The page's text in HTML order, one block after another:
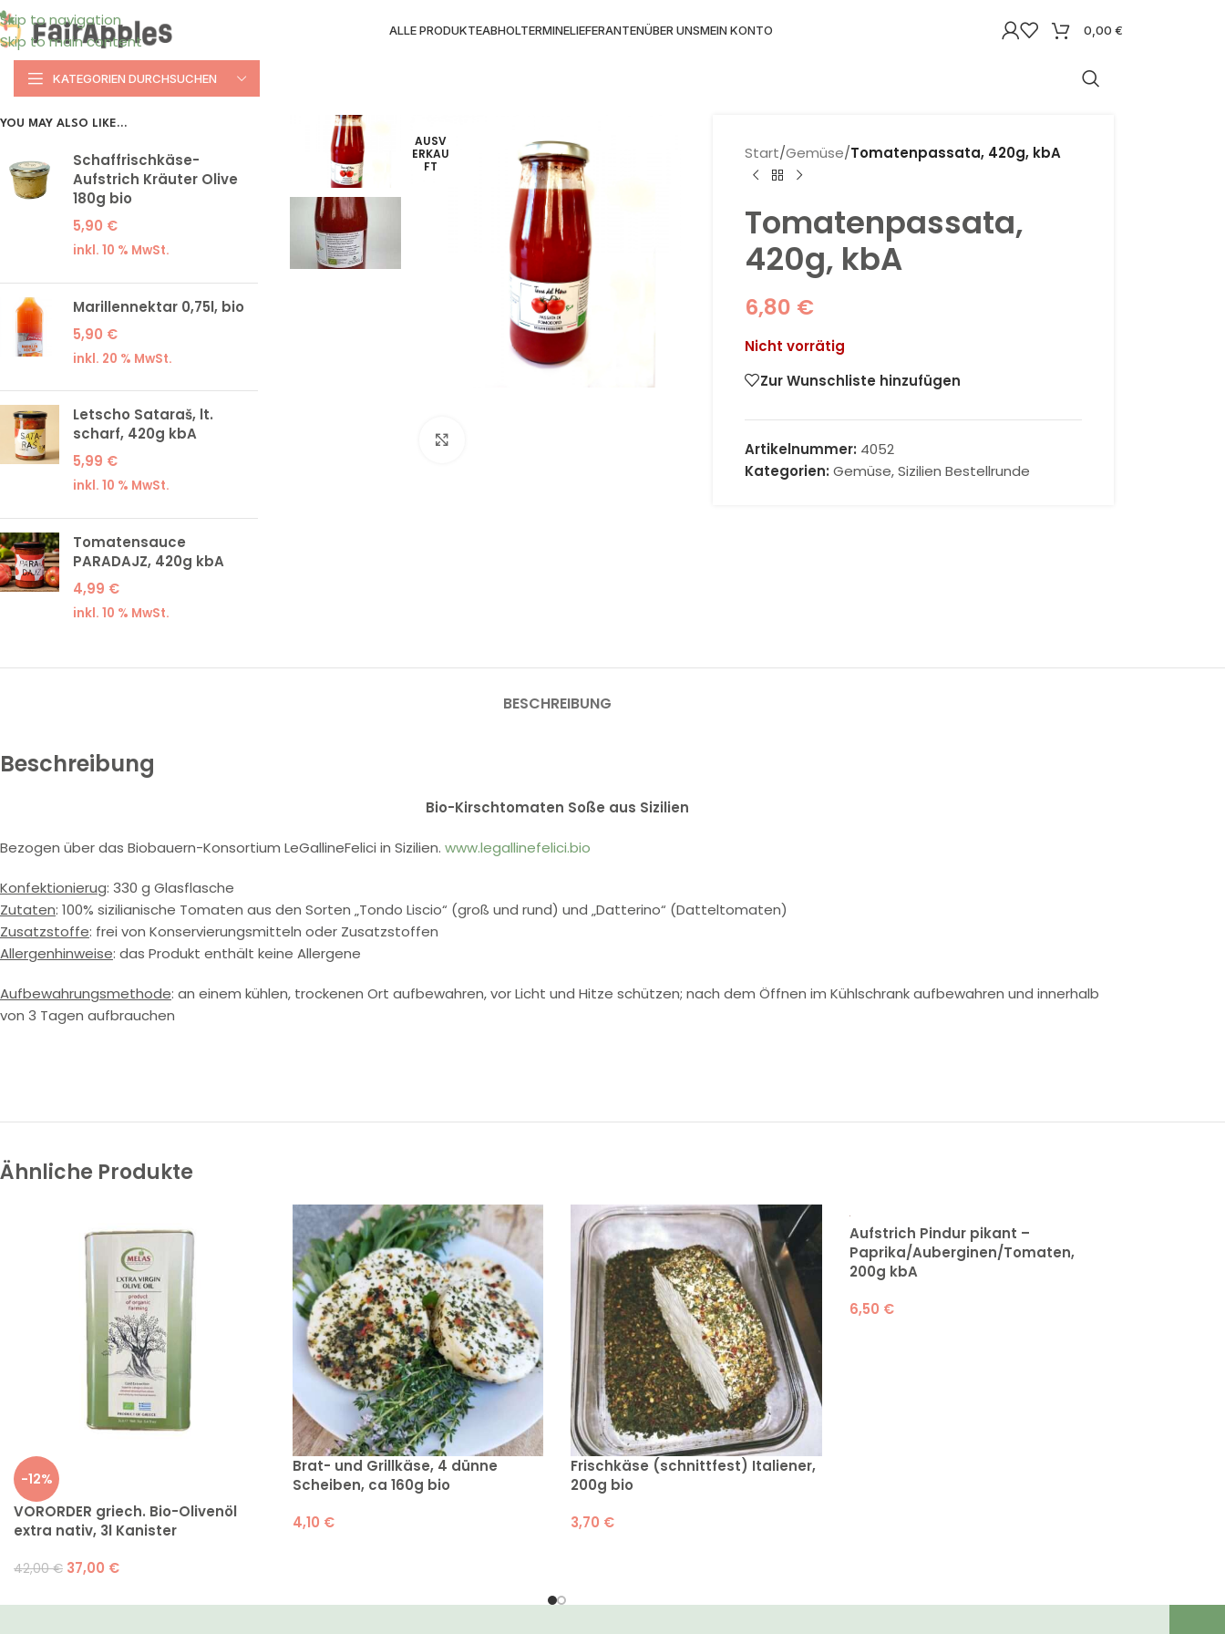
Skip to navigation
Skip to main content
ALLE PRODUKTEABHOLTERMINELIEFERANTENÜBER UNSMEIN KONTO 0,00 €
KATEGORIEN DURCHSUCHEN
YOU MAY ALSO LIKE…
Schaffrischkäse-
Aufstrich Kräuter Olive
180g bio
5,90 €
inkl. 10 % MwSt.
Marillennektar 0,75l, bio
5,90 €
inkl. 20 % MwSt.
Letscho Sataraš, lt.
scharf, 420g kbA
5,99 €
inkl. 10 % MwSt.
Tomatensauce
PARADAJZ, 420g kbA
4,99 €
inkl. 10 % MwSt.
AUSV
ERKAU
FT
Start/Gemüse/Tomatenpassata, 420g, kbA
Tomatenpassata,
420g, kbA
6,80 €
Nicht vorrätig
Zur Wunschliste hinzufügen
Artikelnummer: 4052
Kategorien: Gemüse, Sizilien Bestellrunde
BESCHREIBUNG
Beschreibung
Bio-Kirschtomaten Soße aus Sizilien
Bezogen über das Biobauern-Konsortium LeGallineFelici in Sizilien. www.legallinefelici.bio
Konfektionierug: 330 g Glasflasche
Zutaten: 100% sizilianische Tomaten aus den Sorten „Tondo Liscio“ (groß und rund) und „Datterino“ (Datteltomaten)
Zusatzstoffe: frei von Konservierungsmitteln oder Zusatzstoffen
Allergenhinweise: das Produkt enthält keine Allergene
Aufbewahrungsmethode: an einem kühlen, trockenen Ort aufbewahren, vor Licht und Hitze schützen; nach dem Öffnen im Kühlschrank aufbewahren und innerhalb
von 3 Tagen aufbrauchen
Ähnliche Produkte
-12%
VORORDER griech. Bio-Olivenöl
extra nativ, 3l Kanister
42,00€ 37,00 €
Brat- und Grillkäse, 4 dünne
Scheiben, ca 160g bio
4,10 €
Frischkäse (schnittfest) Italiener,
200g bio
3,70 €
Aufstrich Pindur pikant –
Paprika/Auberginen/Tomaten,
200g kbA
6,50 €